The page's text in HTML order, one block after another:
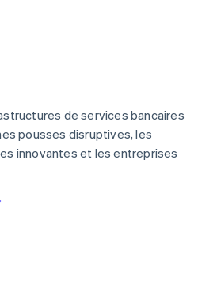
de services bancaires
pousses disruptives, les
innovantes et les entreprises